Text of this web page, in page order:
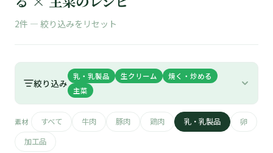
🐷
🧀
2件 — 絞り込みをリセット
絞り込み
乳・乳製品 生クリーム
焼く・炒める
主菜
素材 すべて 牛肉 豚肉 鶏肉 乳・乳製品
卵
加工品